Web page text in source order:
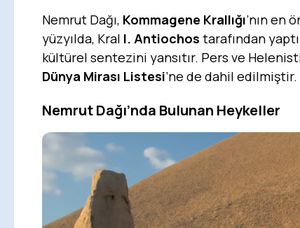
Nemrut Dağı, Kommagene Krallığı’nın en
yüzyılda, Kral I. Antiochos tarafından
kültürel sentezini yansıtır. Pers ve
Dünya Mirası Listesi’ne de dahil edilmiştir.
Nemrut Dağı’nda Bulunan Heykeller